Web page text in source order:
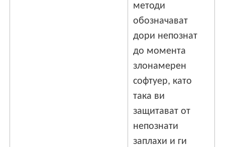
методи
обозначават
дори непознат
до момента
злонамерен
софтуер, като
така ви
защитават от
непознати
заплахи и ги